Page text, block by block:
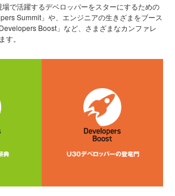
で活躍するデベロッパーをスターにするための
Summit」や、エンジニアの生きざまをブース
Boost」など、さまざまなカンファレ
。